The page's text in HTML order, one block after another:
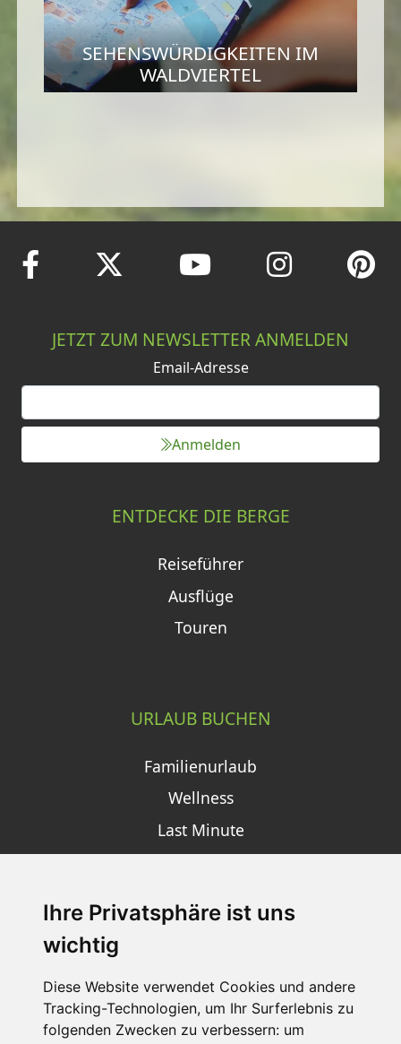
Ihre Privatsphäre ist uns
wichtig
Diese Website verwendet Cookies und andere
Tracking-Technologien, um Ihr Surferlebnis zu
folgenden Zwecken zu verbessern: um
SEHENSWÜRDIGKEITEN IM
WALDVIERTEL
JETZT ZUM NEWSLETTER ANMELDEN
Email-Adresse
Anmelden
ENTDECKE DIE BERGE
Reiseführer
Ausflüge
Touren
URLAUB BUCHEN
Familienurlaub
Wellness
Last Minute
SCHNEEHÖHEN SKI APP
Die Schneehoehen Ski APP für iOS und Android - Ein
Muss für alle Wintersportler und Schneefreaks!